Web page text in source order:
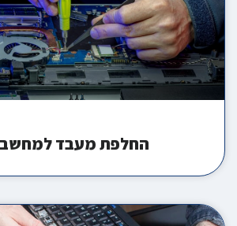
החלפת מעבד למחשב